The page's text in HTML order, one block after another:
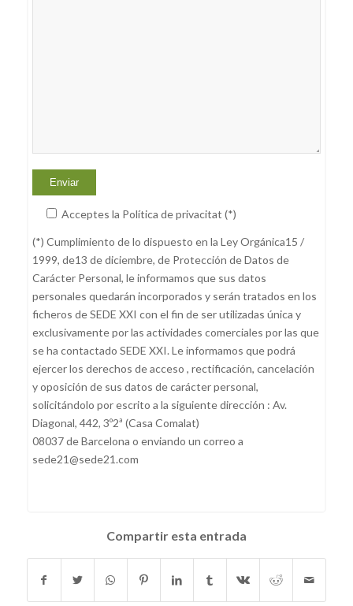
Acceptes la Política de privacitat (*)
(*) Cumplimiento de lo dispuesto en la Ley Orgánica15 /
1999, de13 de diciembre, de Protección de Datos de
Carácter Personal, le informamos que sus datos
personales quedarán incorporados y serán tratados en los
ficheros de SEDE XXI con el fin de ser utilizadas única y
exclusivamente por las actividades comerciales por las que
se ha contactado SEDE XXI. Le informamos que podrá
ejercer los derechos de acceso , rectificación, cancelación
y oposición de sus datos de carácter personal,
solicitándolo por escrito a la siguiente dirección : Av.
Diagonal, 442, 3º2ª (Casa Comalat)
08037 de Barcelona o enviando un correo a
sede21@sede21.com
Compartir esta entrada